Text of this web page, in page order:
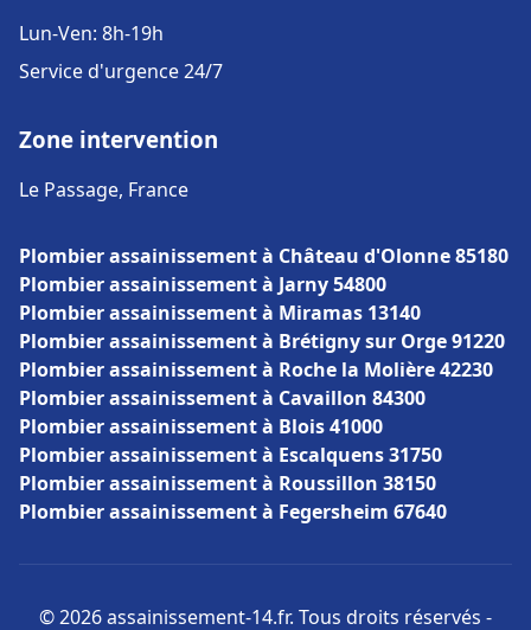
Lun-Ven: 8h-19h
Service d'urgence 24/7
Zone intervention
Le Passage, France
Plombier assainissement à Château d'Olonne 85180
Plombier assainissement à Jarny 54800
Plombier assainissement à Miramas 13140
Plombier assainissement à Brétigny sur Orge 91220
Plombier assainissement à Roche la Molière 42230
Plombier assainissement à Cavaillon 84300
Plombier assainissement à Blois 41000
Plombier assainissement à Escalquens 31750
Plombier assainissement à Roussillon 38150
Plombier assainissement à Fegersheim 67640
© 2026 assainissement-14.fr. Tous droits réservés -